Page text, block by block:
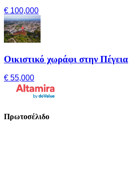
€ 100,000
Οικιστικό χωράφι στην Πέγεια
€ 55,000
Πρωτοσέλιδο